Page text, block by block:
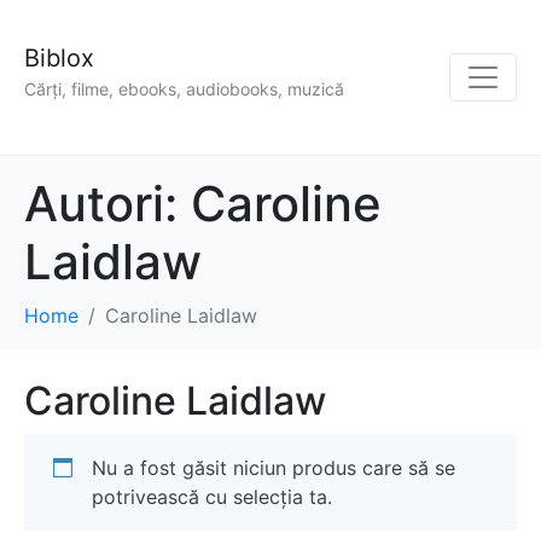
Biblox
Cărți, filme, ebooks, audiobooks, muzică
Autori: Caroline
Laidlaw
Home Caroline Laidlaw
Caroline Laidlaw
Nu a fost găsit niciun produs care să se
potrivească cu selecția ta.